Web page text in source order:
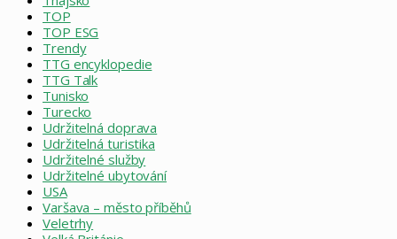
TOP
TOP ESG
Trendy
TTG encyklopedie
TTG Talk
Tunisko
Turecko
Udržitelná doprava
Udržitelná turistika
Udržitelné služby
Udržitelné ubytování
USA
Varšava – město příběhů
Veletrhy